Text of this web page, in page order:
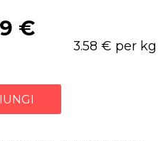
€
3.58 € per kg